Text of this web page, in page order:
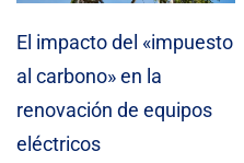
El impacto del «impuesto
al carbono» en la
renovación de equipos
eléctricos